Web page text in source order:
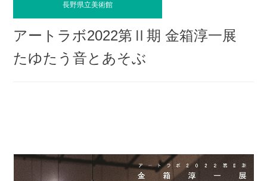
長野県立美術館
アートラボ2022第Ⅱ期 金箱淳一展
たゆたう音とあそぶ